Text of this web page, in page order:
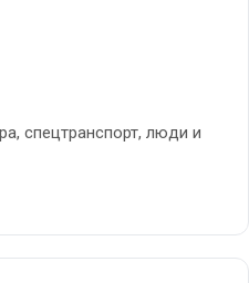
спецтранспорт, люди и